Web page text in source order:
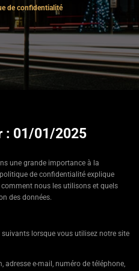
de confidentialité
: 01/01/2025
une grande importance à la
de confidentialité explique
nous les utilisons et quels
des données.
lorsque vous utilisez notre site
adresse e-mail, numéro de téléphone,